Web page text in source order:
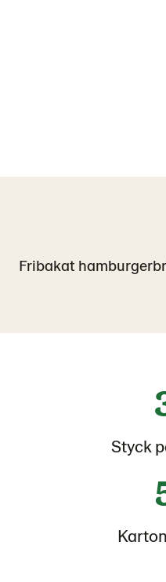
Fribakat
Styck